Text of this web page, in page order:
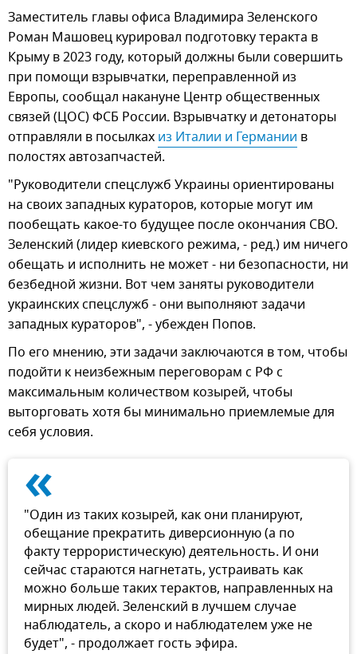
Заместитель главы офиса Владимира Зеленского
Роман Машовец курировал подготовку теракта в
Крыму в 2023 году, который должны были совершить
при помощи взрывчатки, переправленной из
Европы, сообщал накануне Центр общественных
связей (ЦОС) ФСБ России. Взрывчатку и детонаторы
отправляли в посылках из Италии и Германии в
полостях автозапчастей.
"Руководители спецслужб Украины ориентированы
на своих западных кураторов, которые могут им
пообещать какое-то будущее после окончания СВО.
Зеленский (лидер киевского режима, - ред.) им ничего
обещать и исполнить не может - ни безопасности, ни
безбедной жизни. Вот чем заняты руководители
украинских спецслужб - они выполняют задачи
западных кураторов", - убежден Попов.
По его мнению, эти задачи заключаются в том, чтобы
подойти к неизбежным переговорам с РФ с
максимальным количеством козырей, чтобы
выторговать хотя бы минимально приемлемые для
себя условия.
«
"Один из таких козырей, как они планируют,
обещание прекратить диверсионную (а по
факту террористическую) деятельность. И они
сейчас стараются нагнетать, устраивать как
можно больше таких терактов, направленных на
мирных людей. Зеленский в лучшем случае
наблюдатель, а скоро и наблюдателем уже не
будет", - продолжает гость эфира.